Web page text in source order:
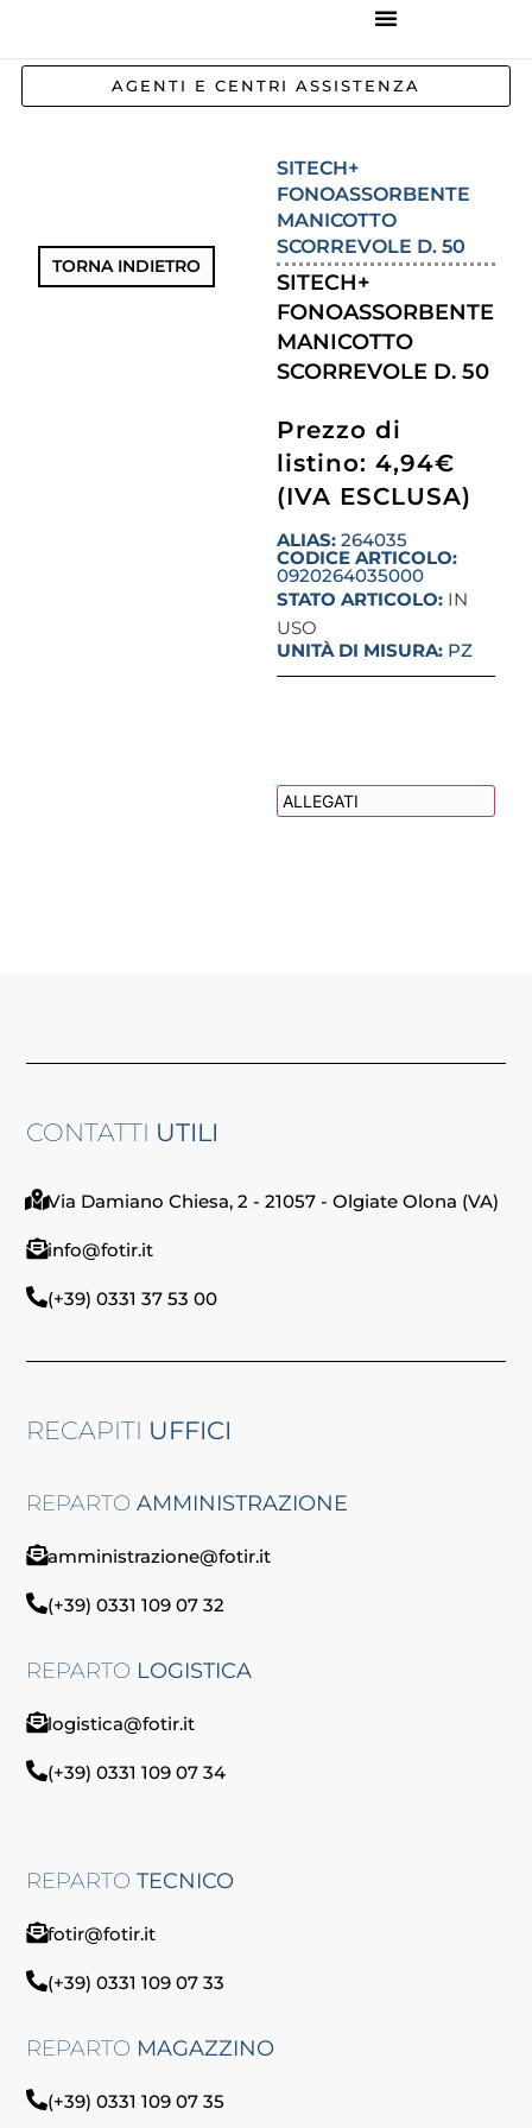
AGENTI E CENTRI ASSISTENZA
TORNA INDIETRO
SITECH+
FONOASSORBENTE
MANICOTTO
SCORREVOLE D. 50
SITECH+
FONOASSORBENTE
MANICOTTO
SCORREVOLE D. 50
Prezzo di
listino: 4,94€
(IVA ESCLUSA)
ALIAS:264035
CODICE ARTICOLO:
0920264035000
STATO ARTICOLO: IN
USO
UNITÀ DI MISURA:PZ
ALLEGATI
CONTATTI UTILI
Via Damiano Chiesa, 2 - 21057 - Olgiate Olona (VA)
info@fotir.it
(+39) 0331 37 53 00
RECAPITI UFFICI
REPARTOAMMINISTRAZIONE
amministrazione@fotir.it
(+39) 0331 109 07 32
REPARTO LOGISTICA
logistica@fotir.it
(+39) 0331 109 07 34
REPARTOTECNICO
fotir@fotir.it
(+39) 0331 109 07 33
REPARTO MAGAZZINO
(+39) 0331 109 07 35